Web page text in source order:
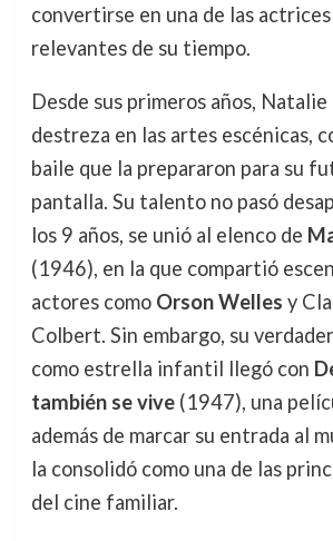
convertirse en una de las actrices
relevantes de su tiempo.
Desde sus primeros años,
destreza en las artes escénicas,
baile que la prepararon para su
pantalla. Su talento no pasó
los 9 años, se unió al elenco de
(1946), en la que compartió
actores como Orson Welles y
Colbert. Sin embargo, su
como estrella infantil llegó con
también se vive(1947), una
además de marcar su entrada al
la consolidó como una de las
del cine familiar.